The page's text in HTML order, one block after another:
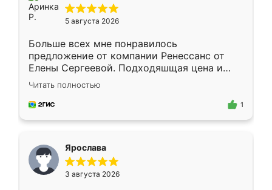
5 августа 2026
Больше всех мне понравилось
предложение от компании Ренессанс от
Елены Сергеевой. Подходяшщая цена и
короткие сроки изготовления. Приехавший
для замера сотрудник Владислав
предложил по моему эскизу самый
Читать полностью
1
Ярослава
3 августа 2026